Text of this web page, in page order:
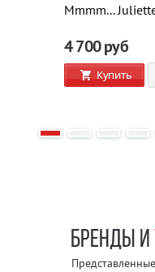
Mmmm...
4 700руб
Купить
БРЕНДЫ И